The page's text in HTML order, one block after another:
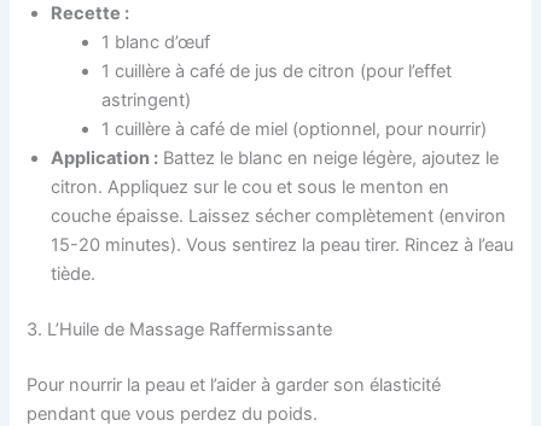
Recette :
1 blanc d’œuf
1 cuillère à café de jus de citron (pour l’effet
astringent)
1 cuillère à café de miel (optionnel, pour nourrir)
Application : Battez le blanc en neige légère, ajoutez le
citron. Appliquez sur le cou et sous le menton en
couche épaisse. Laissez sécher complètement (environ
15-20 minutes). Vous sentirez la peau tirer. Rincez à l’eau
tiède.
3. L’Huile de Massage Raffermissante
Pour nourrir la peau et l’aider à garder son élasticité
pendant que vous perdez du poids.